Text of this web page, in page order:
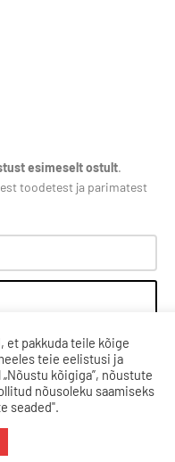
esimeselt ostult.
toodetest ja parimatest
et pakkuda teile kõige
teie eelistusi ja
kõigiga”, nõustute
nõusoleku saamiseks
seaded".